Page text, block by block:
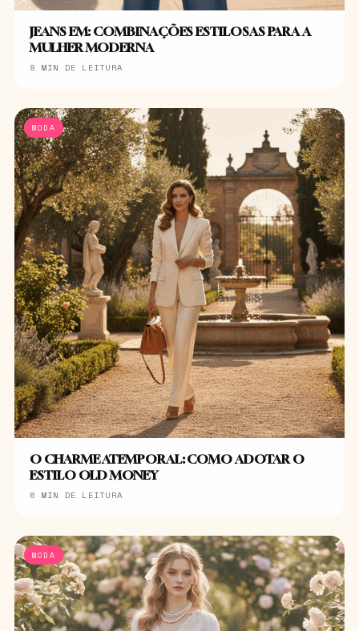
JEANS EM: COMBINAÇÕES ESTILOSAS PARA A
MULHER MODERNA
8 MIN DE LEITURA
MODA
O CHARME ATEMPORAL: COMO ADOTAR O
ESTILO OLD MONEY
6 MIN DE LEITURA
MODA